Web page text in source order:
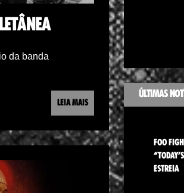
da banda
LEIA MAIS
ÚLTIMAS
FOO
ESTREIA